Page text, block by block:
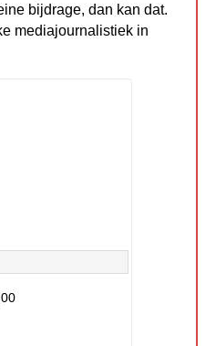
bijdrage, dan kan dat.
mediajournalistiek in